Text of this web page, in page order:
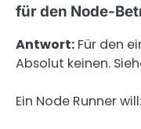
für den Node-
Antwort: Für den
Absolut keinen.
Ein Node Runner will: